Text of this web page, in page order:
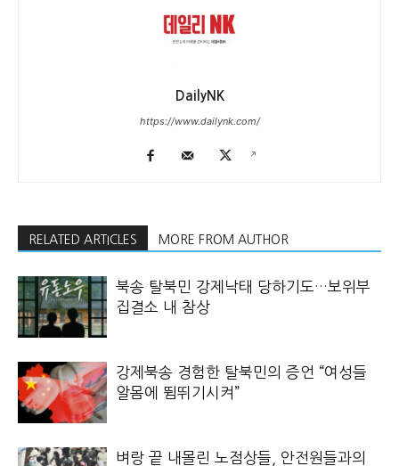
DailyNK
https://www.dailynk.com/
RELATED ARTICLES MORE FROM AUTHOR
북송 탈북민 강제낙태 당하기도…보위부
집결소 내 참상
강제북송 경험한 탈북민의 증언 “여성들
알몸에 뜀뛰기시켜”
벼랑 끝 내몰린 노점상들, 안전원들과의